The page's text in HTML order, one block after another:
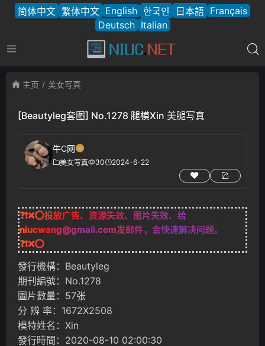
简体中文 繁体中文 English 한국인 日本語 Français
Deutsch Italian
主页 美女写真
[Beautyleg套图] No.1278 腿模Xin 美腿写真
牛C网
美女写真 30 2024-6-22
❓❗❌⭕投放广告、资源失效、图片失效、给
niucwang@gmail.com发邮件，会快速解决问题。
❓❗❌⭕
發行機構：Beautyleg
期刊編號：No.1278
圖片數量：57张
分 辨 率：1672X2508
模特姓名：Xin
發行時間：2020-08-10 02:00:30